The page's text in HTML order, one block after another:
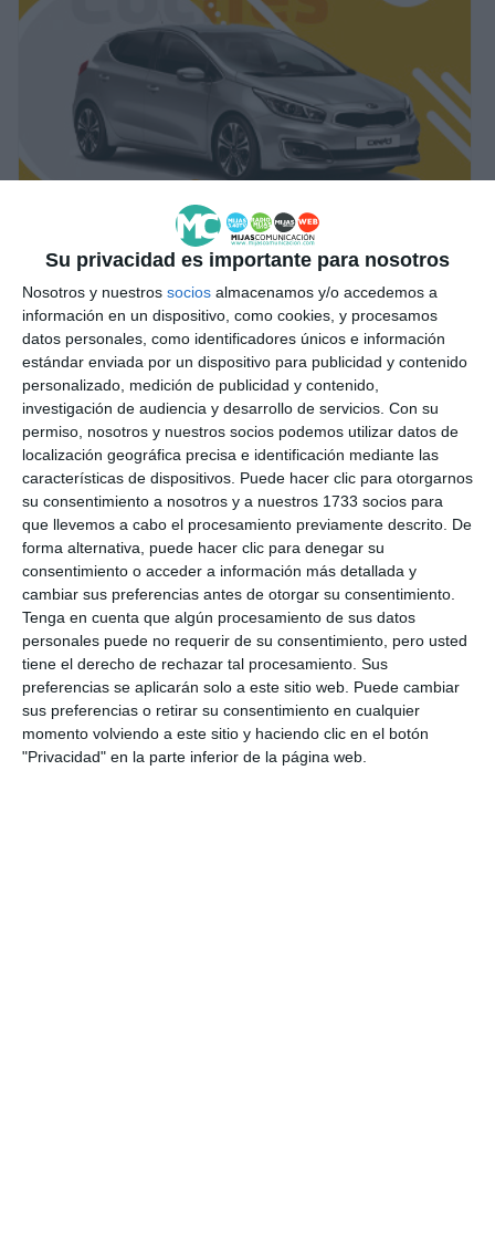
Su privacidad es importante para nosotros
Nosotros y nuestros socios almacenamos y/o accedemos a
información en un dispositivo, como cookies, y procesamos
datos personales, como identificadores únicos e información
estándar enviada por un dispositivo para publicidad y contenido
personalizado, medición de publicidad y contenido,
investigación de audiencia y desarrollo de servicios. Con su
permiso, nosotros y nuestros socios podemos utilizar datos de
localización geográfica precisa e identificación mediante las
características de dispositivos. Puede hacer clic para otorgarnos
su consentimiento a nosotros y a nuestros 1733 socios para
que llevemos a cabo el procesamiento previamente descrito. De
forma alternativa, puede hacer clic para denegar su
consentimiento o acceder a información más detallada y
cambiar sus preferencias antes de otorgar su consentimiento.
Tenga en cuenta que algún procesamiento de sus datos
personales puede no requerir de su consentimiento, pero usted
tiene el derecho de rechazar tal procesamiento. Sus
preferencias se aplicarán solo a este sitio web. Puede cambiar
sus preferencias o retirar su consentimiento en cualquier
momento volviendo a este sitio y haciendo clic en el botón
"Privacidad" en la parte inferior de la página web.